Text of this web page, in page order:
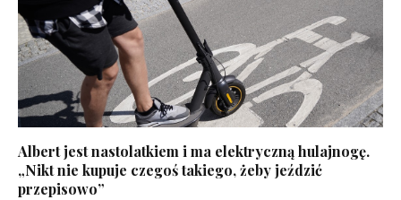
Albert jest nastolatkiem i ma elektryczną hulajnogę.
„Nikt nie kupuje czegoś takiego, żeby jeździć
przepisowo”